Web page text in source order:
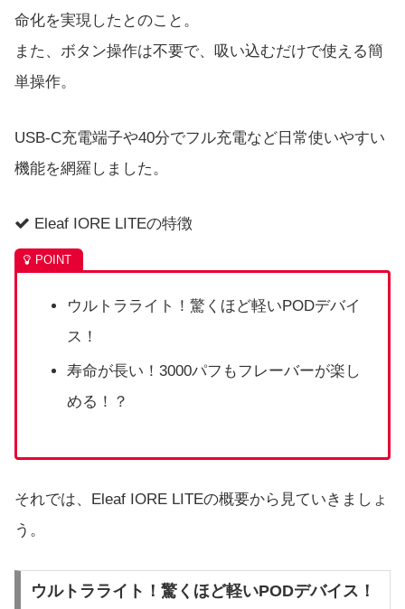
命化を実現したとのこと。
また、ボタン操作は不要で、吸い込むだけで使える簡
単操作。
USB-C充電端子や40分でフル充電など日常使いやすい
機能を網羅しました。
Eleaf IORE LITEの特徴
ウルトラライト！驚くほど軽いPODデバイ
ス！
寿命が長い！3000パフもフレーバーが楽し
める！？
それでは、Eleaf IORE LITEの概要から見ていきましょ
う。
ウルトラライト！驚くほど軽いPODデバイス！